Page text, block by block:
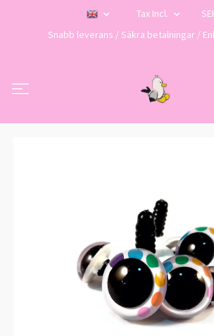
Tax Incl.
Snabb leverans / Säkra betalningar /